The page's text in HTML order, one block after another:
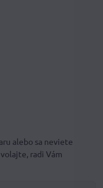
alebo sa neviete
radi Vám